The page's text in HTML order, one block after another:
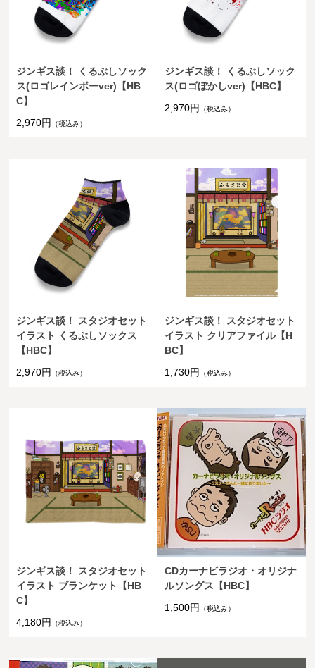
ジンギス談！ くるぶしソック
ス(ロゴレインボーver)【HB
C】
2,970円
（税込み）
ジンギス談！ くるぶしソック
ス(ロゴぼかしver)【HBC】
2,970円
（税込み）
ジンギス談！ スタジオセット
イラスト くるぶしソックス
【HBC】
2,970円
（税込み）
ジンギス談！ スタジオセット
イラスト クリアファイル【H
BC】
1,730円
（税込み）
ジンギス談！ スタジオセット
イラスト ブランケット【HB
C】
4,180円
（税込み）
CDカーナビラジオ・オリジナ
ルソングス【HBC】
1,500円
（税込み）